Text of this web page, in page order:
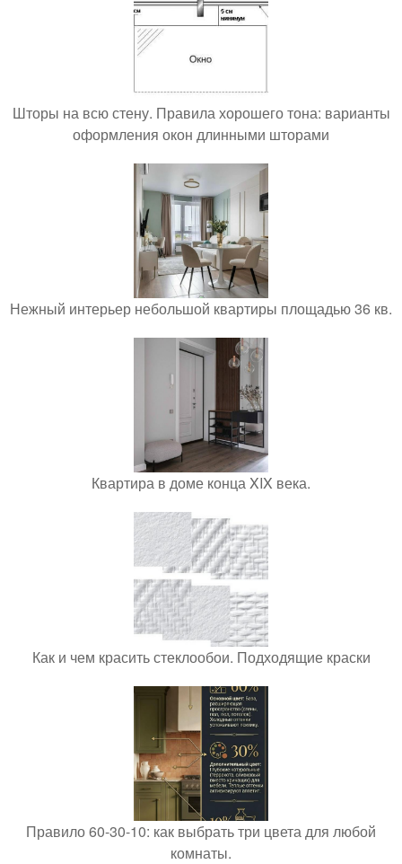
Шторы на всю стену. Правила хорошего тона: варианты
оформления окон длинными шторами
Нежный интерьер небольшой квартиры площадью 36 кв.
Квартира в доме конца XIX века.
Как и чем красить стеклообои. Подходящие краски
Правило 60-30-10: как выбрать три цвета для любой
комнаты.